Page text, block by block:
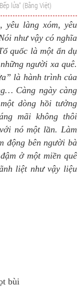
lửa" (Bằng Việt)
yêu làng xóm, yêu
như vậy có nghĩa
quốc là một ẩn dụ
người xa quê.
là hành trình của
Càng ngày càng
dòng hồi tưởng
mãi không thôi
nó một lần. Làm
động bên người bà
ở một miền quê
liệt như vậy liệu
bùi